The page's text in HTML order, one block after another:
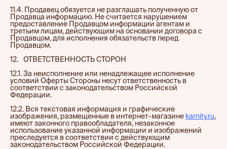
11.4. Продавец обязуется не разглашать полученную от
Продавца информацию. Не считается нарушением
предоставление Продавцом информации агентам и
третьим лицам, действующим на основании договора с
Продавцом, для исполнения обязательств перед
Продавцом.
12.⠀ОТВЕТСТВЕННОСТЬ СТОРОН
12.1. За неисполнение или ненадлежащее исполнение
условий Оферты Стороны несут ответственность в
соответствии с законодательством Российской
Федерации.
12.2. Вся текстовая информация и графические
изображения, размещенные в интернет-магазине karnity.ru,
имеют законного правообладателя, незаконное
использование указанной информации и изображений
преследуется в соответствии с действующим
законодательством Российской Федерации.